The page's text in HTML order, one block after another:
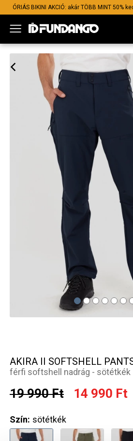
ÓRIÁS BIKINI AKCIÓ: akár TÖBB MINT 50%
AKIRA II SOFTSHELL
férfi softshell nadrág - sötétkék
19 990 Ft 14 990 Ft
Szín: sötétkék